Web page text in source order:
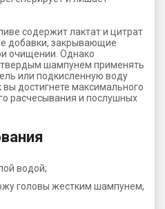
содержит лактат и цитрат
добавки, закрывающие
очищении. Однако
шампунем применять
или подкисленную воду
достигнете максимального
расчесывания и послушных
водой;
головы жестким шампунем,